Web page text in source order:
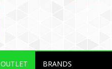
OUTLET BRANDS